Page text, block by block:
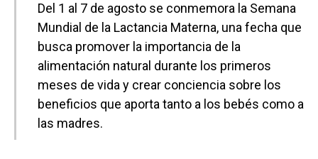
Del 1 al 7 de agosto se conmemora la Semana
Mundial de la Lactancia Materna, una fecha que
busca promover la importancia de la
alimentación natural durante los primeros
meses de vida y crear conciencia sobre los
beneficios que aporta tanto a los bebés como a
las madres.